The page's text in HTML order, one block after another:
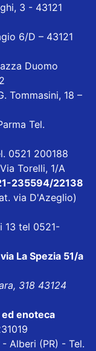
3 - 43121
6/D – 43121
Duomo
Tommasini, 18 –
Tel.
0521 200188
Via Torelli, 1/A
235594/22138
via D'Azeglio)
13 tel 0521-
via La Spezia 51/a
318 43124
enoteca
Alberi (PR) - Tel.